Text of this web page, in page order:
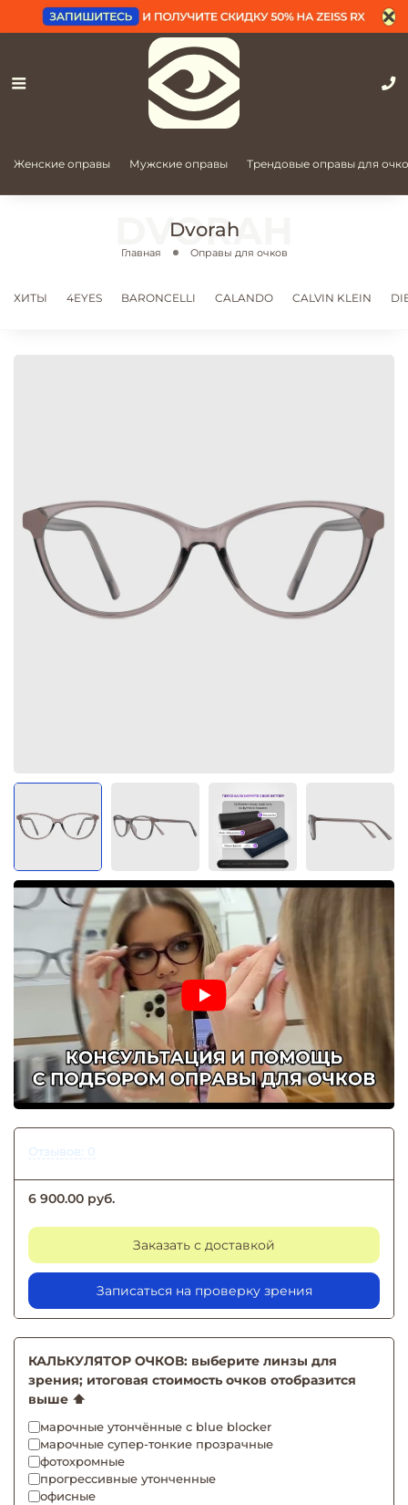
Женские оправы Мужские оправы Трендовые оправы для
Dvorah
Главная Оправы для очков
ХИТЫ 4EYES BARONCELLI CALANDO CALVIN KLEIN
Отзывов: 0
6 900.00 руб.
Заказать с доставкой
Записаться на проверку зрения
КАЛЬКУЛЯТОР ОЧКОВ: выберите линзы для
зрения; итоговая стоимость очков отобразится
выше ⬆️
марочные утончённые с blue blocker
марочные супер-тонкие прозрачные
фотохромные
прогрессивные утонченные
офисные